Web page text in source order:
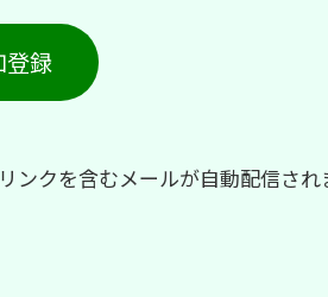
登録
ンクを含むメールが自動配信され